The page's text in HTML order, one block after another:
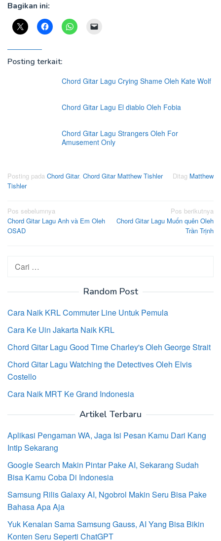
Bagikan ini:
Posting terkait:
Chord Gitar Lagu Crying Shame Oleh Kate Wolf
Chord Gitar Lagu El diablo Oleh Fobia
Chord Gitar Lagu Strangers Oleh For
Amusement Only
Posting pada Chord Gitar, Chord Gitar Matthew Tishler Ditag Matthew
Tishler
Navigasi
pos
Pos sebelumnya
Chord Gitar Lagu Anh và Em Oleh
OSAD
Pos berikutnya
Chord Gitar Lagu Muốn quên Oleh
Trần Trịnh
Cari
untuk:
Random Post
Cara Naik KRL Commuter Line Untuk Pemula
Cara Ke Uin Jakarta Naik KRL
Chord Gitar Lagu Good Time Charley's Oleh George Strait
Chord Gitar Lagu Watching the Detectives Oleh Elvis
Costello
Cara Naik MRT Ke Grand Indonesia
Artikel Terbaru
Aplikasi Pengaman WA, Jaga Isi Pesan Kamu Dari Kang
Intip Sekarang
Google Search Makin Pintar Pake AI, Sekarang Sudah
Bisa Kamu Coba Di Indonesia
Samsung Rilis Galaxy AI, Ngobrol Makin Seru Bisa Pake
Bahasa Apa Aja
Yuk Kenalan Sama Samsung Gauss, AI Yang Bisa Bikin
Konten Seru Seperti ChatGPT